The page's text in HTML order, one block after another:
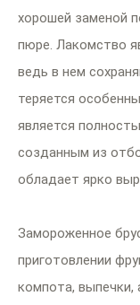
хорошей заменой
пюре. Лакомство
ведь в нем
теряется
является
созданным из
обладает ярко
Замороженное
приготовлении
компота,